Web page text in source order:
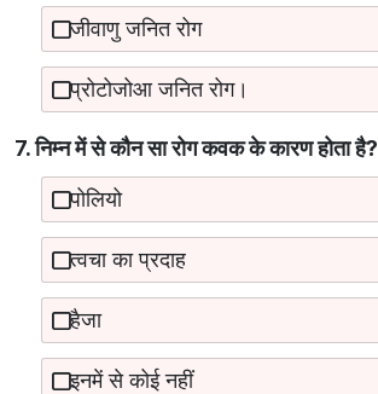
जीवाणु जनित रोग
प्रोटोजोआ जनित रोग।
7. निम्न में से कौन सा रोग कवक के कारण होता है?
पोलियो
त्वचा का प्रदाह
हैजा
इनमें से कोई नहीं